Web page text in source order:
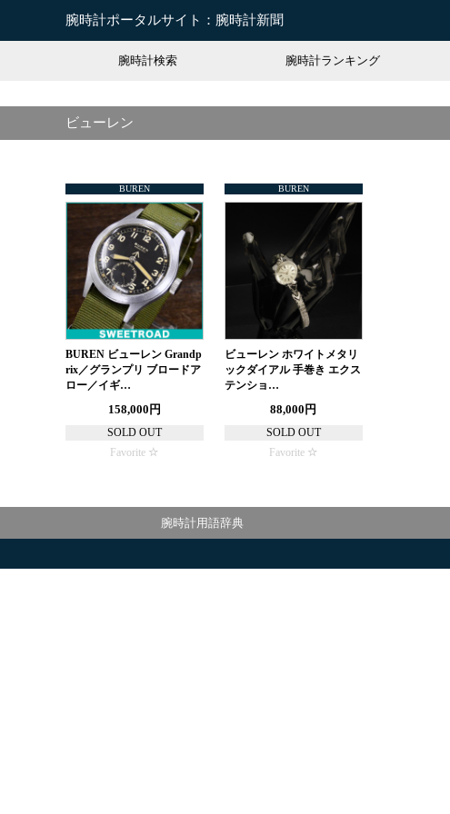
腕時計ポータルサイト：腕時計新聞
腕時計検索 腕時計ランキング
ビューレン
BUREN
BUREN ビューレン Grandp
rix／グランプリ ブロードア
ロー／イギ…
158,000円
SOLD OUT
Favorite
BUREN
ビューレン ホワイトメタリ
ックダイアル 手巻き エクス
テンショ…
88,000円
SOLD OUT
Favorite
腕時計用語辞典